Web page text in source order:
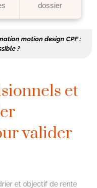
dossier
motion design CPF :
?
et
valider
et objectif de rente